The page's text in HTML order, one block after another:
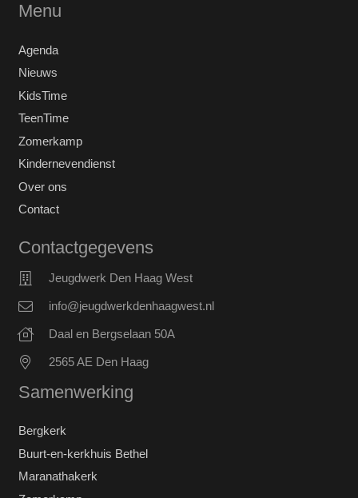
Menu
Agenda
Nieuws
KidsTime
TeenTime
Zomerkamp
Kindernevendienst
Over ons
Contact
Contactgegevens
Jeugdwerk Den Haag West
info@jeugdwerkdenhaagwest.nl
Daal en Bergselaan 50A
2565 AE Den Haag
Samenwerking
Bergkerk
Buurt-en-kerkhuis Bethel
Maranathakerk